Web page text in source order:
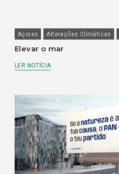
Açores Alterações Climáticas
Elevar o mar
LER NOTÍCIA